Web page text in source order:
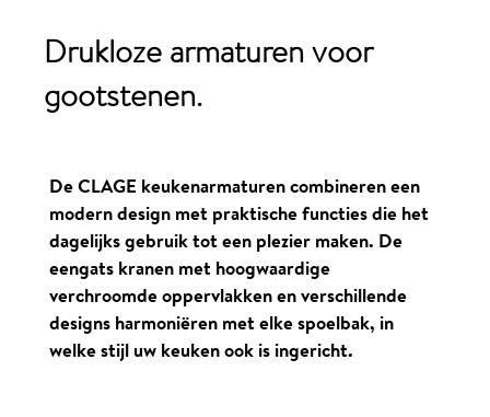
Drukloze armaturen voor
gootstenen.
De CLAGE keukenarmaturen combineren een
modern design met praktische functies die het
dagelijks gebruik tot een plezier maken. De
eengats kranen met hoogwaardige
verchroomde oppervlakken en verschillende
designs harmoniëren met elke spoelbak, in
welke stijl uw keuken ook is ingericht.